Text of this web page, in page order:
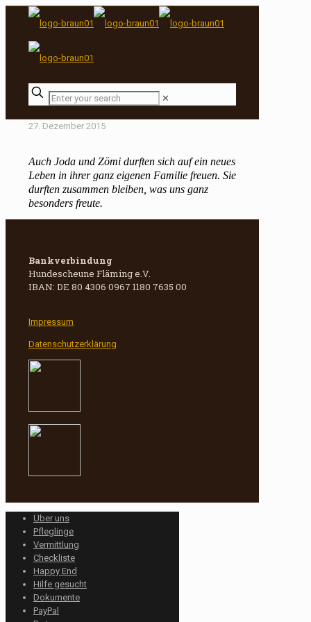
✕
27. Dezember 2015
Auch Joda und Zömi durften sich auf ein neues
Leben in ihrer ganz eigenen Familie freuen. Sie
durften zusammen bleiben, was uns ganz
besonders freute.
Bankverbindung
Hundescheune Fläming e.V.
IBAN: DE 80 4306 0967 1180 7635 00
Impressum
Datenschutzerklärung
Über uns
Pfleglinge
Vermittlung
Checkliste
Happy End
Hilfe gesucht
Dokumente
PayPal